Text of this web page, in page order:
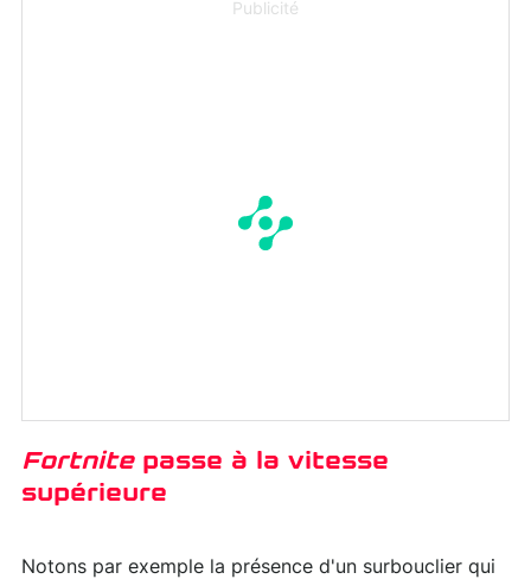
Publicité
Fortnite passe à la vitesse
supérieure
Notons par exemple la présence d'un surbouclier qui